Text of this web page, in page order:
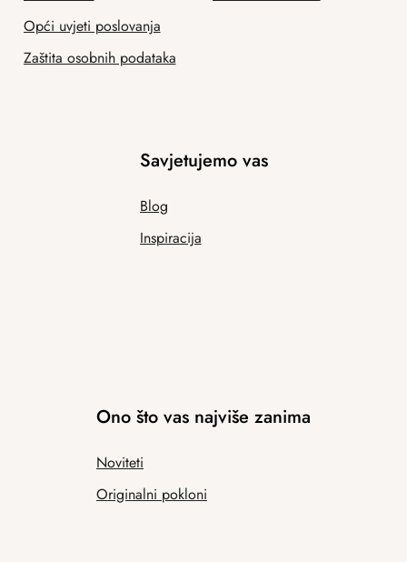
Opći uvjeti poslovanja
Zaštita osobnih podataka
Savjetujemo vas
Blog
Inspiracija
Ono što vas najviše zanima
Noviteti
Originalni pokloni